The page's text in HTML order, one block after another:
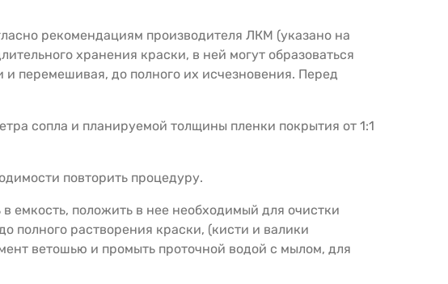
рекомендациям производителя ЛКМ (указано на
хранения краски, в ней могут образоваться
и перемешивая, до полного их исчезновения. Перед
сопла и планируемой толщины пленки покрытия от 1:1
повторить процедуру.
в емкость, положить в нее необходимый для очистки
полного растворения краски, (кисти и валики
ветошью и промыть проточной водой с мылом, для